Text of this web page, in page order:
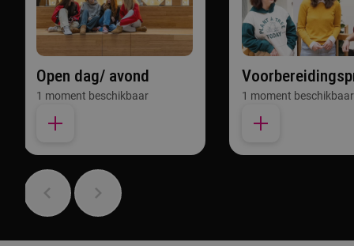
Open dag/ avond
1 moment beschikbaar 1 moment beschikbaar